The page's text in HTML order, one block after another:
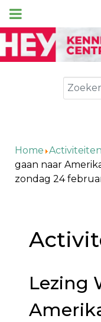
Zoeken
Home Activiteiten
gaan naar
zondag 24
Lezing